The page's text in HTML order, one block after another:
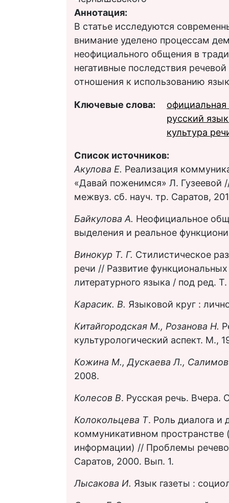
Аннотация:
В статье исследуются
внимание уделено процессам
неофициального общения в
негативные последствия
отношения к использованию
Ключевые слова:
русский
культура
Список источников:
Акулова Е. Реализация
«Давай поженимся» Л.
межвуз. сб. науч. тр. Саратов,
Байкулова А. Неофициальное
выделения и реальное
Винокур Т. Г. Стилистическое
речи // Развитие
литературного языка / под ред.
Карасик. В. Языковой круг :
Китайгородская М., Розанова Н.
культурологический аспект. М.,
Кожина М., Дускаева Л.,
2008.
Колесов В. Русская речь. Вчера.
Колокольцева Т. Роль диалога и
коммуникативном пространстве
информации) // Проблемы
Саратов, 2000. Вып. 1.
Лысакова И. Язык газеты :